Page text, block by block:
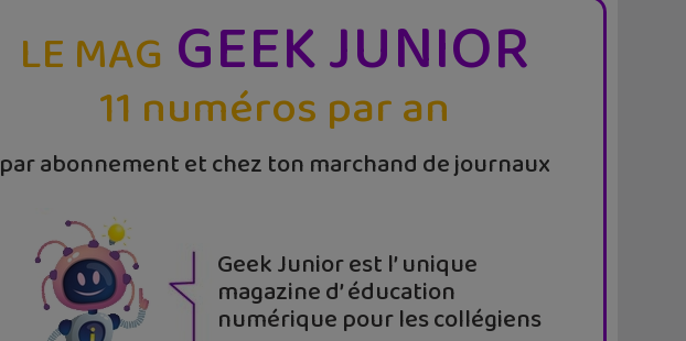
LE MAG GEEK JUNIOR
11 numéros par an
par abonnement et chez ton marchand de journaux
Geek Junior est l’ unique
magazine d’ éducation
numérique pour les collégiens